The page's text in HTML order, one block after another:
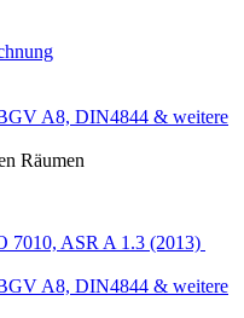
A8, DIN4844 & weitere
Räumen
7010, ASR A 1.3 (2013)
A8, DIN4844 & weitere